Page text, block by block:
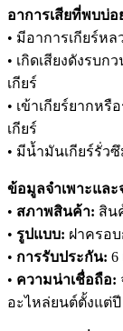
อาการเสียที่พบบ่อ
• มีอาการเกียร์ห
• เกิดเสียงดังรบ
เกียร์
• เข้าเกียร์ยากห
เกียร์
• มีน้ำมันเกียร์รั่ว
ข้อมูลจำเพาะแล
• สภาพสินค้า: สิน
• รูปแบบ: ฝาครอบ
• การรับประกัน: 6
• ความน่าเชื่อถือ:
อะไหล่ยนต์ตั้งแต่ปี